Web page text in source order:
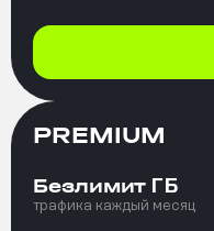
PREMIUM
Безлимит ГБ
трафика каждый месяц